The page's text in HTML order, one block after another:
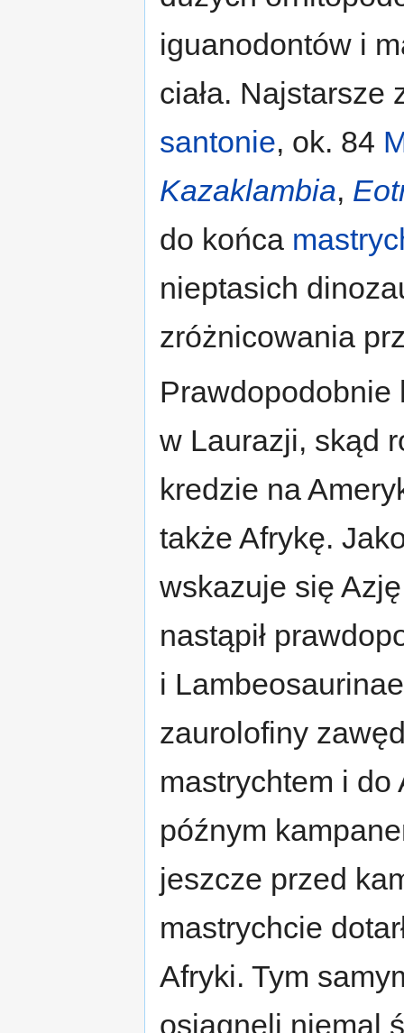
iguanodontów i
ciała. Najstarsze
santonie, ok. 84
Kazaklambia,
do końca
nieptasich
zróżnicowania
Prawdopodobnie
w Laurazji, skąd
kredzie na
także Afrykę.
wskazuje się
nastąpił
i
zaurolofiny
mastrychtem i do
późnym
jeszcze przed
mastrychcie
Afryki. Tym
osiągnęli niemal